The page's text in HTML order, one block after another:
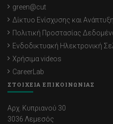
green@cut
Δίκτυο Ενίσχυσης και
Πολιτική Προστασίας
Ενδοδικτυακή Ηλεκτρονική
Χρήσιμα videos
CareerLab
ΣΤΟΙΧΕΙΑ ΕΠΙΚΟΙΝΩΝΙΑΣ
Αρχ. Κυπριανού 30
3036 Λεμεσός